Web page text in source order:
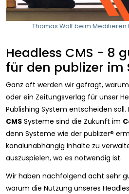
Thomas Wolf beim Meditieren
Headless CMS - 8
für den publizer im
Ganz oft werden wir gefragt,
oder ein Zeitungsverlag für unser
Publishing System entscheiden soll.
CMS Systeme sind die Zukunft im
denn Systeme wie der publizer®
kanalunabhängig Inhalte zu
auszuspielen, wo es notwendig ist.
Wir haben nachfolgend acht sehr
warum die Nutzung unseres